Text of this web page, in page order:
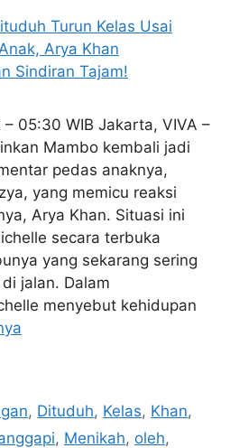
05:30 WIB Jakarta, VIVA –
Mambo kembali jadi
pedas anaknya,
yang memicu reaksi
Arya Khan. Situasi ini
secara terbuka
yang sekarang sering
jalan. Dalam
menyebut kehidupan
, Dituduh, Kelas, Khan,
, Menikah, oleh,